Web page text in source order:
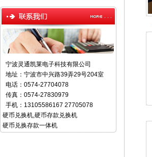
宁波灵通凯莱电子科技有限公司
地址：宁波市中兴路39弄29号204室
电话：0574-27704078
传真：0574-27830979
手机：13105586167 27705078
硬币兑换机,硬币存款兑换机
硬币兑换存款一体机